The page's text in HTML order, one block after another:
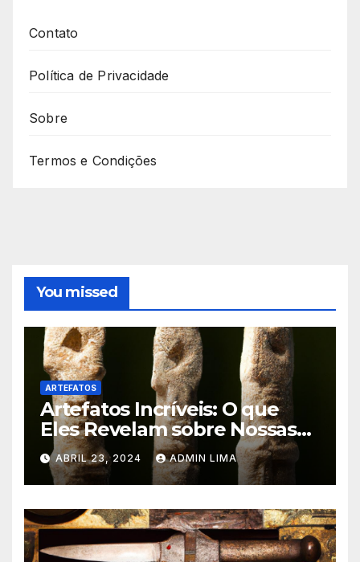
Contato
Política de Privacidade
Sobre
Termos e Condições
You missed
ARTEFATOS
Artefatos Incríveis: O que
Eles Revelam sobre Nossas
Raízes? Confira!
ABRIL 23, 2024 ADMIN LIMA